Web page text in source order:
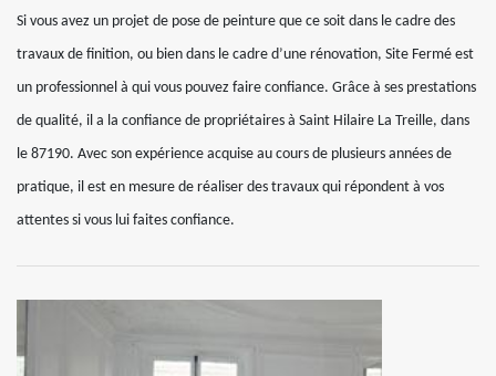
Si vous avez un projet de pose de peinture que ce soit dans le cadre des
travaux de finition, ou bien dans le cadre d’une rénovation, Site Fermé est
un professionnel à qui vous pouvez faire confiance. Grâce à ses prestations
de qualité, il a la confiance de propriétaires à Saint Hilaire La Treille, dans
le 87190. Avec son expérience acquise au cours de plusieurs années de
pratique, il est en mesure de réaliser des travaux qui répondent à vos
attentes si vous lui faites confiance.